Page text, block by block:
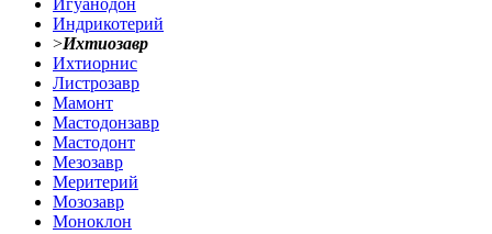
Игуанодон
Индрикотерий
>Ихтиозавр
Ихтиорнис
Листрозавр
Мамонт
Мастодонзавр
Мастодонт
Мезозавр
Меритерий
Мозозавр
Моноклон